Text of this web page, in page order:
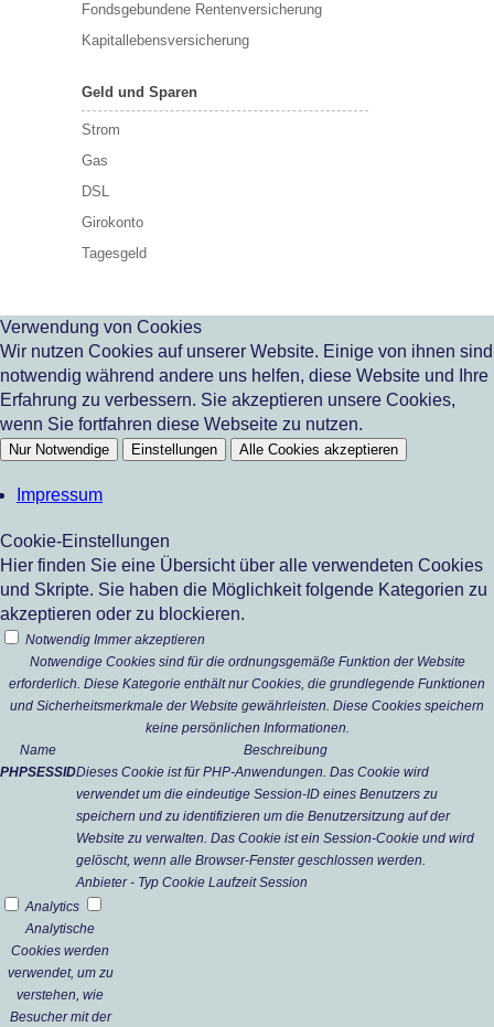
Fondsgebundene Rentenversicherung
Kapitallebensversicherung
Geld und Sparen
Strom
Gas
DSL
Girokonto
Tagesgeld
Verwendung von Cookies
Wir nutzen Cookies auf unserer Website. Einige von ihnen sind
notwendig während andere uns helfen, diese Website und Ihre
Erfahrung zu verbessern. Sie akzeptieren unsere Cookies,
wenn Sie fortfahren diese Webseite zu nutzen.
Nur Notwendige Einstellungen Alle Cookies akzeptieren
Impressum
Cookie-Einstellungen
Hier finden Sie eine Übersicht über alle verwendeten Cookies
und Skripte. Sie haben die Möglichkeit folgende Kategorien zu
akzeptieren oder zu blockieren.
Notwendig Immer akzeptieren
Notwendige Cookies sind für die ordnungsgemäße Funktion der Website
erforderlich. Diese Kategorie enthält nur Cookies, die grundlegende Funktionen
und Sicherheitsmerkmale der Website gewährleisten. Diese Cookies speichern
keine persönlichen Informationen.
Name
Beschreibung
PHPSESSIDDieses Cookie ist für PHP-Anwendungen. Das Cookie wird
verwendet um die eindeutige Session-ID eines Benutzers zu
speichern und zu identifizieren um die Benutzersitzung auf der
Website zu verwalten. Das Cookie ist ein Session-Cookie und wird
gelöscht, wenn alle Browser-Fenster geschlossen werden.
Anbieter - Typ Cookie Laufzeit Session
Analytics
Analytische
Cookies werden
verwendet, um zu
verstehen, wie
Besucher mit der